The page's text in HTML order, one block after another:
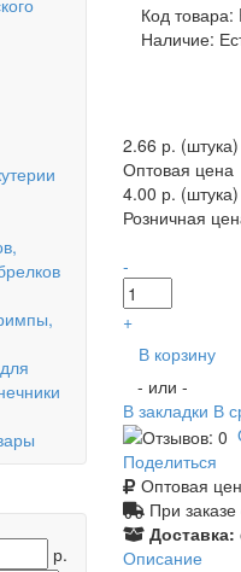
р.
Код товара:
Наличие:
2.66 р. (штука)
Оптовая цена
4.00 р. (штука)
Розничная
-
+
В корзину
- или -
В закладки В
Поделиться
Оптовая
При заказе
Доставка:
Описание